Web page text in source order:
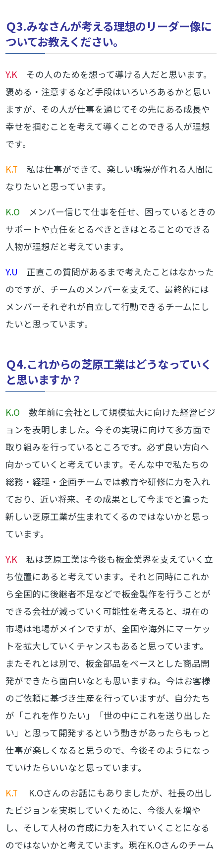
Ｑ3.みなさんが考える理想のリーダー像に
ついてお教えください。
Y.K その人のためを想って導ける人だと思います。
褒める・注意するなど手段はいろいろあるかと思い
ますが、その人が仕事を通じてその先にある成長や
幸せを掴むことを考えて導くことのできる人が理想
です。
K.T 私は仕事ができて、楽しい職場が作れる人間に
なりたいと思っています。
K.O メンバー信じて仕事を任せ、困っているときの
サポートや責任をとるべきときはとることのできる
人物が理想だと考えています。
Y.U 正直この質問があるまで考えたことはなかった
のですが、チームのメンバーを支えて、最終的には
メンバーそれぞれが自立して行動できるチームにし
たいと思っています。
Ｑ4.これからの芝原工業はどうなっていく
と思いますか？
K.O 数年前に会社として規模拡大に向けた経営ビジ
ョンを表明しました。今その実現に向けて多方面で
取り組みを行っているところです。必ず良い方向へ
向かっていくと考えています。そんな中で私たちの
総務・経理・企画チームでは教育や研修に力を入れ
ており、近い将来、その成果として今までと違った
新しい芝原工業が生まれてくるのではないかと思っ
ています。
Y.K 私は芝原工業は今後も板金業界を支えていく立
ち位置にあると考えています。それと同時にこれか
ら全国的に後継者不足などで板金製作を行うことが
できる会社が減っていく可能性を考えると、現在の
市場は地場がメインですが、全国や海外にマーケッ
トを拡大していくチャンスもあると思っています。
またそれとは別で、板金部品をベースとした商品開
発ができたら面白いなとも思いますね。今はお客様
のご依頼に基づき生産を行っていますが、自分たち
が「これを作りたい」「世の中にこれを送り出した
い」と思って開発するという動きがあったらもっと
仕事が楽しくなると思うので、今後そのようになっ
ていけたらいいなと思っています。
K.T K.Oさんのお話にもありましたが、社長の出し
たビジョンを実現していくために、今後人を増や
し、そして人材の育成に力を入れていくことになる
のではないかと考えています。現在K.Oさんのチーム